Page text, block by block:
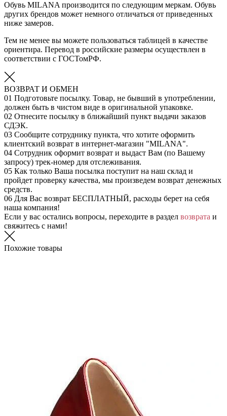
Обувь MILANA производится по следующим меркам. Обувь
других брендов может немного отличаться от приведенных
ниже замеров.
Тем не менее вы можете пользоваться таблицей в качестве
ориентира. Перевод в российские размеры осуществлен в
соответствии с ГОСТомРФ.
ВОЗВРАТ И ОБМЕН
01 Подготовьте посылку. Товар, не бывший в употреблении,
должен быть в чистом виде в оригинальной упаковке.
02 Отнесите посылку в ближайший пункт выдачи заказов
СДЭК.
03 Сообщите сотруднику пункта, что хотите оформить
клиентский возврат в интернет-магазин "MILANA".
04 Сотрудник оформит возврат и выдаст Вам (по Вашему
запросу) трек-номер для отслеживания.
05 Как только Ваша посылка поступит на наш склад и
пройдет проверку качества, мы произведем возврат денежных
средств.
06 Для Вас возврат БЕСПЛАТНЫЙ, расходы берет на себя
наша компания!
Если у вас остались вопросы, переходите в раздел возврата и
свяжитесь с нами!
Похожие товары